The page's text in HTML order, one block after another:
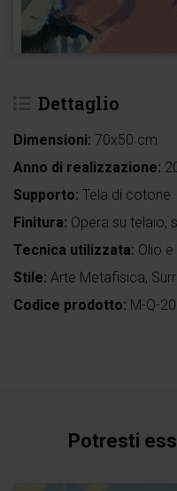
Dettaglio
Dimensioni: 70x50 cm
Anno di realizzazione:
Supporto: Tela di cotone
Finitura: Opera su telaio,
Tecnica utilizzata: Olio
Stile: Arte Metafisica,
Codice prodotto: M-Q-
Potresti